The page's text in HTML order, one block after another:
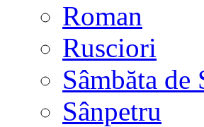
Roman
Rusciori
Sâmbăta de
Sânpetru